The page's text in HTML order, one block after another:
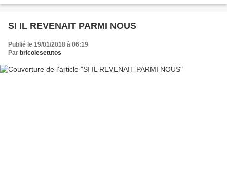
SI IL REVENAIT PARMI NOUS
Publié le 19/01/2018 à 06:19
Par bricolesetutos